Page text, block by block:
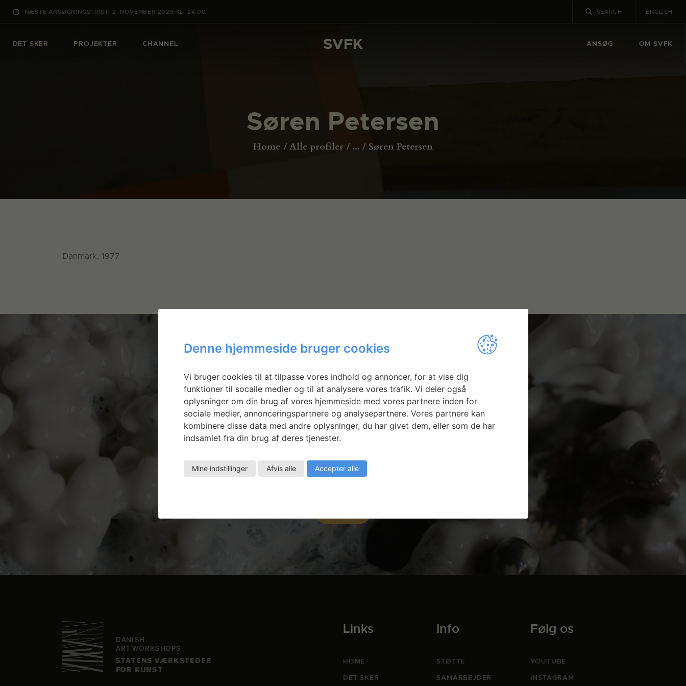
NÆSTE ANSØGNINGSFRIST: 2. NOVEMBER 2026 KL. 24:00 ENGLISH
DET SKER PROJEKTER CHANNEL SVFK ANSØG OM SVFK
Søren Petersen
Home Alle profiler ... Søren Petersen
SVFK
PROJEKTER
OM SVFK
ENGLISH
Danmark, 1977
Nyhedsbrev
Få ansøgningsfrister, arrangementer og
artikler direkte i din indbakke.
Links
HOME
DET SKER
Info
STØTTE
SAMARBEJDER
Følg os
YOUTUBE
INSTAGRAM
Denne hjemmeside bruger cookies
Vi bruger cookies til at tilpasse vores indhold og annoncer, for at vise dig
funktioner til socaile medier og til at analysere vores trafik. Vi deler også
oplysninger om din brug af vores hjemmeside med vores partnere inden for
sociale medier, annonceringspartnere og analysepartnere. Vores partnere kan
kombinere disse data med andre oplysninger, du har givet dem, eller som de har
indsamlet fra din brug af deres tjenester.
Mine indstillinger Afvis alle Accepter alle